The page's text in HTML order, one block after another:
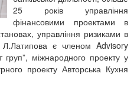
25 років управління
фінансовими проектами в
управління ризиками в
Л.Латипова є членом Advisory
груп”, міжнародного проекту у
проекту Авторська Кухня